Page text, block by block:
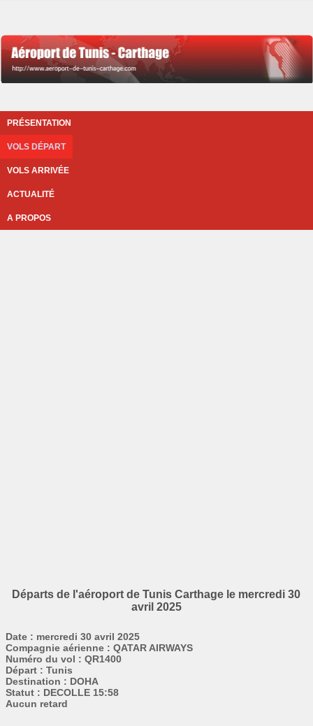
PRÉSENTATION
VOLS DÉPART
VOLS ARRIVÉE
ACTUALITÉ
A PROPOS
Départs de l'aéroport de Tunis Carthage le mercredi 30
avril 2025
Date : mercredi 30 avril 2025
Compagnie aérienne : QATAR AIRWAYS
Numéro du vol : QR1400
Départ : Tunis
Destination : DOHA
Statut : DECOLLE 15:58
Aucun retard